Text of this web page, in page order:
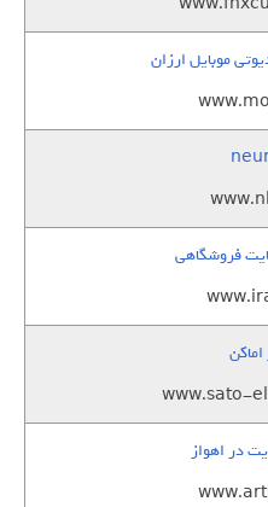
موبایل ارزان
فروشگاهی
www.sato-
در اهواز